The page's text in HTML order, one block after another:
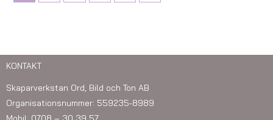
KONTAKT
Skaparverkstan Ord, Bild och Ton AB
Organisationsnummer: 559235-8989